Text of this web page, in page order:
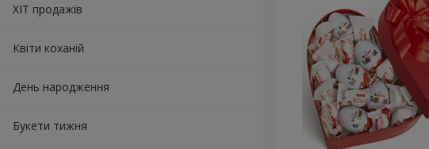
ХІТ продажів
Квіти коханій
День народження
Букети тижня